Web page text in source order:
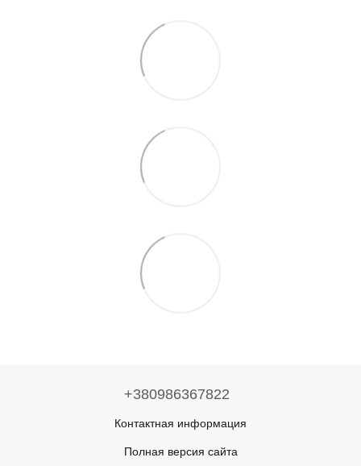
+380986367822
Контактная информация
Полная версия сайта